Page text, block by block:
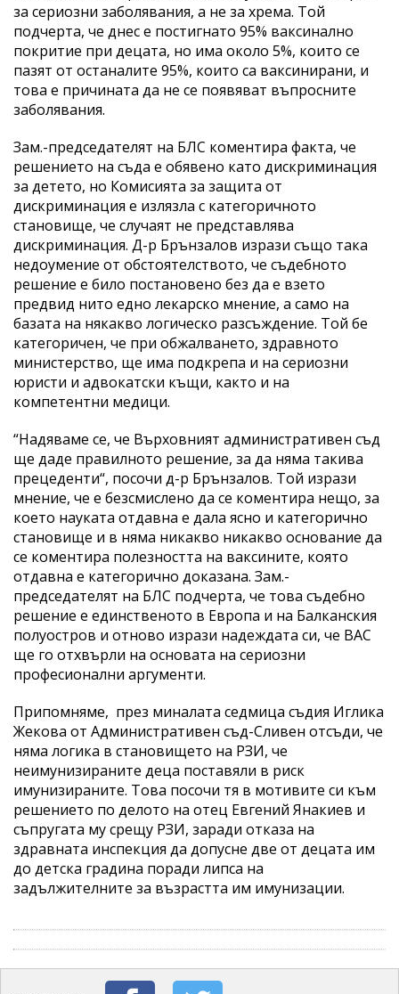
за сериозни заболявания, а не за хрема. Той
подчерта, че днес е постигнато 95% ваксинално
покритие при децата, но има около 5%, които се
пазят от останалите 95%, които са ваксинирани, и
това е причината да не се появяват въпросните
заболявания.
Зам.-председателят на БЛС коментира факта, че
решението на съда е обявено като дискриминация
за детето, но Комисията за защита от
дискриминация е излязла с категоричното
становище, че случаят не представлява
дискриминация. Д-р Брънзалов изрази също така
недоумение от обстоятелството, че съдебното
решение е било постановено без да е взето
предвид нито едно лекарско мнение, а само на
базата на някакво логическо разсъждение. Той бе
категоричен, че при обжалването, здравното
министерство, ще има подкрепа и на сериозни
юристи и адвокатски къщи, както и на
компетентни медици.
“Надяваме се, че Върховният административен съд
ще даде правилното решение, за да няма такива
прецеденти“, посочи д-р Брънзалов. Той изрази
мнение, че е безсмислено да се коментира нещо, за
което науката отдавна е дала ясно и категорично
становище и в няма никакво никакво основание да
се коментира полезността на ваксините, която
отдавна е категорично доказана. Зам.-
председателят на БЛС подчерта, че това съдебно
решение е единственото в Европа и на Балканския
полуостров и отново изрази надеждата си, че ВАС
ще го отхвърли на основата на сериозни
професионални аргументи.
Припомняме, през миналата седмица съдия Иглика
Жекова от Административен съд-Сливен отсъди, че
няма логика в становището на РЗИ, че
неимунизираните деца поставяли в риск
имунизираните. Това посочи тя в мотивите си към
решението по делото на отец Евгений Янакиев и
съпругата му срещу РЗИ, заради отказа на
здравната инспекция да допусне две от децата им
до детска градина поради липса на
задължителните за възрастта им имунизации.